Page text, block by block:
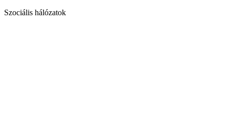
Szociális hálózatok